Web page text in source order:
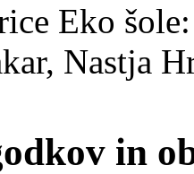
Eko
Nastja
in